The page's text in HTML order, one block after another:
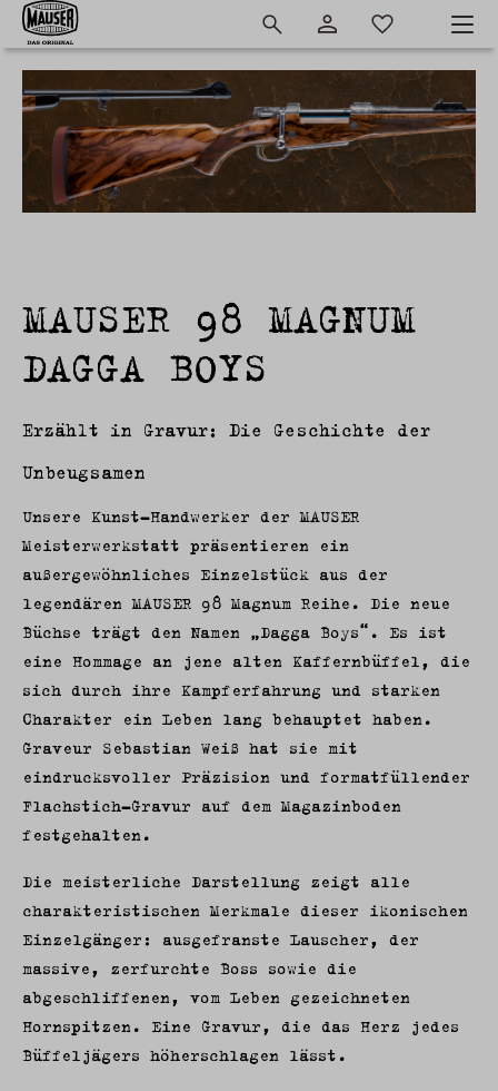
MAUSER 98 MAGNUM
DAGGA BOYS
Erzählt in Gravur: Die Geschichte der
Unbeugsamen
Unsere Kunst-Handwerker der MAUSER
Meisterwerkstatt präsentieren ein
außergewöhnliches Einzelstück aus der
legendären MAUSER 98 Magnum Reihe. Die neue
Büchse trägt den Namen „Dagga Boys“. Es ist
eine Hommage an jene alten Kaffernbüffel, die
sich durch ihre Kampferfahrung und starken
Charakter ein Leben lang behauptet haben.
Graveur Sebastian Weiß hat sie mit
eindrucksvoller Präzision und formatfüllender
Flachstich-Gravur auf dem Magazinboden
festgehalten.
Die meisterliche Darstellung zeigt alle
charakteristischen Merkmale dieser ikonischen
Einzelgänger: ausgefranste Lauscher, der
massive, zerfurchte Boss sowie die
abgeschliffenen, vom Leben gezeichneten
Hornspitzen. Eine Gravur, die das Herz jedes
Büffeljägers höherschlagen lässt.